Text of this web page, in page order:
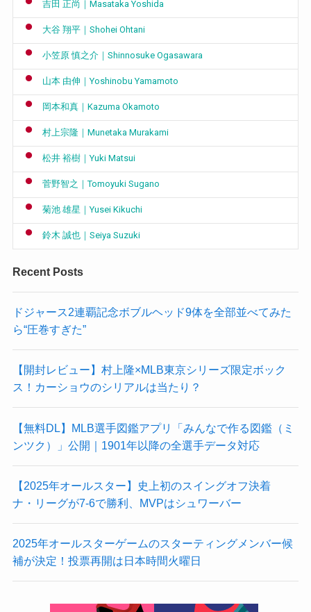
吉田 正尚｜Masataka Yoshida
大谷 翔平｜Shohei Ohtani
小笠原 慎之介｜Shinnosuke Ogasawara
山本 由伸｜Yoshinobu Yamamoto
岡本和真｜Kazuma Okamoto
村上宗隆｜Munetaka Murakami
松井 裕樹｜Yuki Matsui
菅野智之｜Tomoyuki Sugano
菊池 雄星｜Yusei Kikuchi
鈴木 誠也｜Seiya Suzuki
Recent Posts
ドジャース2連覇記念ボブルヘッド9体を全部並べてみた
ら“圧巻すぎた”
【開封レビュー】村上隆×MLB東京シリーズ限定ボック
ス！カーショウのシリアルは当たり？
【無料DL】MLB選手図鑑アプリ「みんなで作る図鑑（ミ
ンツク）」公開｜1901年以降の全選手データ対応
【2025年オールスター】史上初のスイングオフ決着
ナ・リーグが7-6で勝利、MVPはシュワーバー
2025年オールスターゲームのスターティングメンバー候
補が決定！投票再開は日本時間火曜日